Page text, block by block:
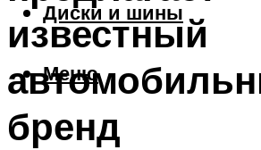
Диски и шины
Меню
известный
бренд